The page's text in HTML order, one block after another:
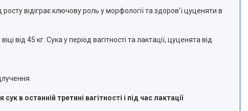
відіграє ключову роль у морфології та здоров’ї цуценяти в
від 45 кг. Сука у період вагітності та лактації, цуценята від
в останній третині вагітності і під час лактації